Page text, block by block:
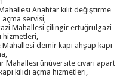
Anahtar kilit değiştirme
açma servisi,
Mahallesi çilingir ertuğrulgazi
hizmetleri,
Mahallesi demir kapı ahşap kapı
Mahallesi ünüversite civarı apart
kilidi açma hizmetleri,